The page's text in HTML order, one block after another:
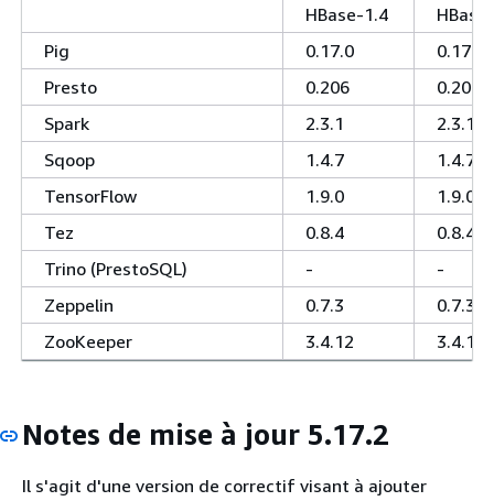
HBase-1.4
Pig
0.17.0
0.17.0
Presto
0.206
0.206
Spark
2.3.1
2.3.1
Sqoop
1.4.7
1.4.7
TensorFlow
1.9.0
1.9.0
Tez
0.8.4
0.8.4
Trino (PrestoSQL)
-
-
Zeppelin
0.7.3
0.7.3
ZooKeeper
3.4.12 3.4.12
Notes de mise à jour 5.17.2
Il s'agit d'une version de correctif visant à ajouter